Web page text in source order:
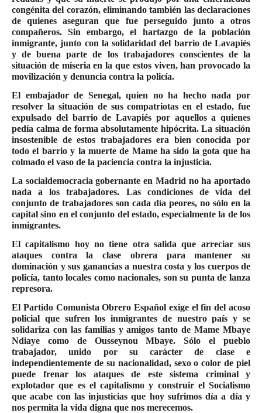
congénita del corazón, eliminando también las declaraciones
de quienes aseguran que fue perseguido junto a otros
compañeros. Sin embargo, el hartazgo de la población
inmigrante, junto con la solidaridad del barrio de Lavapiés
y de buena parte de los trabajadores conscientes de la
situación de miseria en la que estos viven, han provocado la
movilización y denuncia contra la policía.
El embajador de Senegal, quien no ha hecho nada por
resolver la situación de sus compatriotas en el estado, fue
expulsado del barrio de Lavapiés por aquellos a quienes
pedía calma de forma absolutamente hipócrita. La situación
insostenible de estos trabajadores era bien conocida por
todo el barrio y la muerte de Mame ha sido la gota que ha
colmado el vaso de la paciencia contra la injusticia.
La socialdemocracia gobernante en Madrid no ha aportado
nada a los trabajadores. Las condiciones de vida del
conjunto de trabajadores son cada día peores, no sólo en la
capital sino en el conjunto del estado, especialmente la de los
inmigrantes.
El capitalismo hoy no tiene otra salida que arreciar sus
ataques contra la clase obrera para mantener su
dominación y sus ganancias a nuestra costa y los cuerpos de
policía, tanto locales como nacionales, son su punta de lanza
represora.
El Partido Comunista Obrero Español exige el fin del acoso
policial que sufren los inmigrantes de nuestro país y se
solidariza con las familias y amigos tanto de Mame Mbaye
Ndiaye como de Ousseynou Mbaye. Sólo el pueblo
trabajador, unido por su carácter de clase e
independientemente de su nacionalidad, sexo o color de piel
puede frenar los ataques de este sistema criminal y
explotador que es el capitalismo y construir el Socialismo
que acabe con las injusticias que hoy sufrimos día a día y
nos permita la vida digna que nos merecemos.